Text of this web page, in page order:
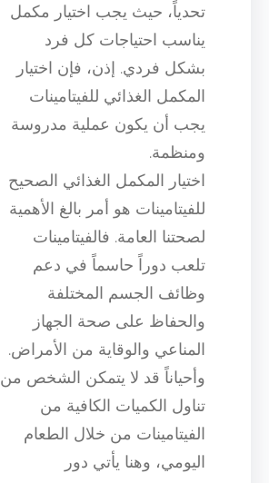
تحدياً، حيث يجب اختيار مكمل
يناسب احتياجات كل فرد
بشكل فردي. إذن، فإن اختيار
المكمل الغذائي للفيتامينات
يجب أن يكون عملية مدروسة
ومنظمة.
اختيار المكمل الغذائي الصحيح
للفيتامينات هو أمر بالغ الأهمية
لصحتنا العامة. فالفيتامينات
تلعب دوراً حاسماً في دعم
وظائف الجسم المختلفة
والحفاظ على صحة الجهاز
المناعي والوقاية من الأمراض.
وأحياناً قد لا يتمكن الشخص من
تناول الكميات الكافية من
الفيتامينات من خلال الطعام
اليومي، وهنا يأتي دور